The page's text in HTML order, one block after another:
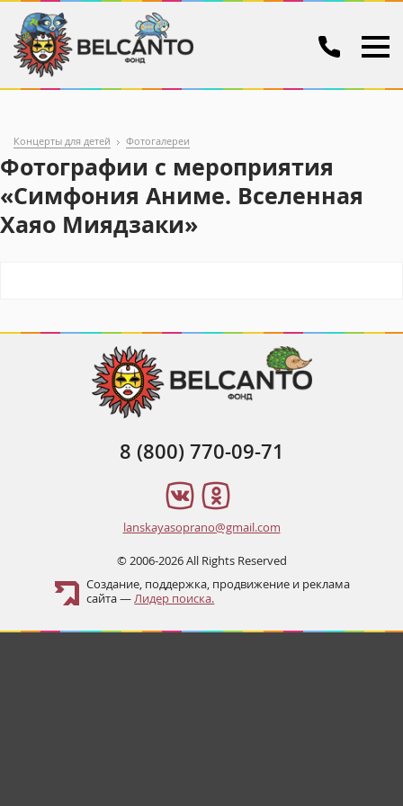
Концерты для детей Фотогалереи
Фотографии с мероприятия
«Симфония Аниме. Вселенная
Хаяо Миядзаки»
8 (800) 770-09-71
lanskayasoprano@gmail.com
© 2006-2026 All Rights Reserved
Создание, поддержка, продвижение и реклама
сайта —Лидер поиска.